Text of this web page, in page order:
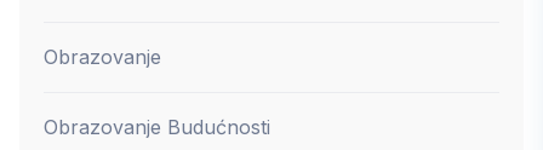
Obrazovanje
Obrazovanje Budućnosti